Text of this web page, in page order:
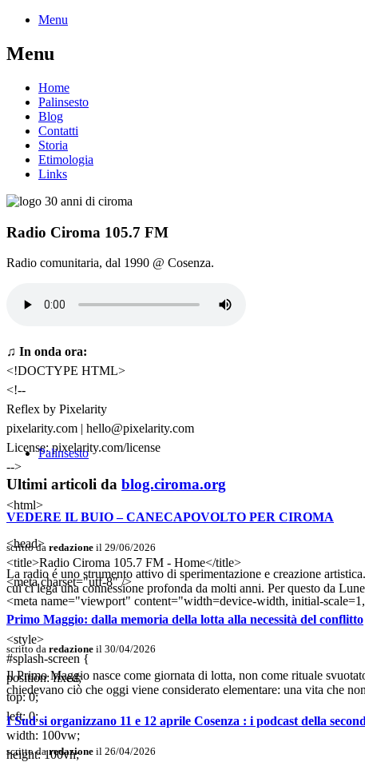
Menu
Menu
Home
Palinsesto
Blog
Contatti
Storia
Etimologia
Links
Radio Ciroma 105.7 FM
Radio comunitaria, dal 1990 @ Cosenza.
♫ In onda ora:
<!DOCTYPE HTML>
<!--
Reflex by Pixelarity
pixelarity.com | hello@pixelarity.com
License: pixelarity.com/license
-->
<html>
<head>
<title>Radio Ciroma 105.7 FM - Home</title>
<meta charset="utf-8" />
<meta name="viewport" content="width=device-width, initial-
<style>
#splash-screen {
position: fixed;
top: 0;
left: 0;
width: 100vw;
height: 100vh;
Palinsesto
Ultimi articoli da blog.ciroma.org
VEDERE IL BUIO – CANECAPOVOLTO PER CIROMA
scritto da redazione il 29/06/2026
La radio é uno strumento attivo di sperimentazione e creazione
cui ci lega una connessione profonda da molti anni. Per questo da
Primo Maggio: dalla memoria della lotta alla necessità del conflitto
scritto da redazione il 30/04/2026
Il Primo Maggio nasce come giornata di lotta, non come rituale
chiedevano ciò che oggi viene considerato elementare: una vita che
I Sud si organizzano 11 e 12 aprile Cosenza : i podcast della
scritto daredazione il 26/04/2026